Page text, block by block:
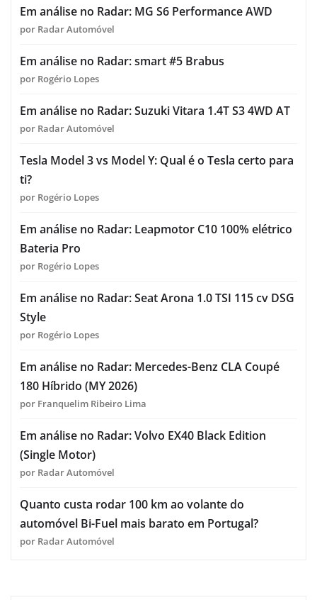
Em análise no Radar: MG S6 Performance AWD
por Radar Automóvel
Em análise no Radar: smart #5 Brabus
por Rogério Lopes
Em análise no Radar: Suzuki Vitara 1.4T S3 4WD AT
por Radar Automóvel
Tesla Model 3 vs Model Y: Qual é o Tesla certo para
ti?
por Rogério Lopes
Em análise no Radar: Leapmotor C10 100% elétrico
Bateria Pro
por Rogério Lopes
Em análise no Radar: Seat Arona 1.0 TSI 115 cv DSG
Style
por Rogério Lopes
Em análise no Radar: Mercedes-Benz CLA Coupé
180 Híbrido (MY 2026)
por Franquelim Ribeiro Lima
Em análise no Radar: Volvo EX40 Black Edition
(Single Motor)
por Radar Automóvel
Quanto custa rodar 100 km ao volante do
automóvel Bi-Fuel mais barato em Portugal?
por Radar Automóvel